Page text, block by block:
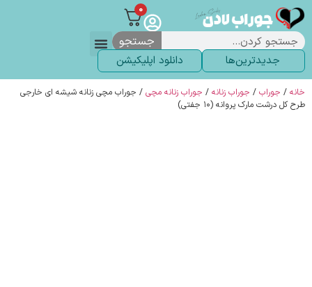
0
جستجو
جدیدترین‌ها دانلود اپلیکیشن
خانه / جوراب / جوراب زنانه / جوراب زنانه مچی / جوراب مچی زنانه شیشه ای خارجی
طرح کل درشت مارک پروانه (۱۰ جفتی)